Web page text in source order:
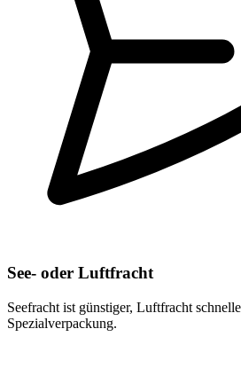
See- oder Luftfracht
Seefracht ist günstiger, Luftfracht
Spezialverpackung.